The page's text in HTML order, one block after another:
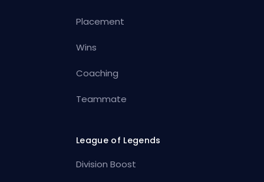
Placement
Wins
Coaching
Teammate
League of Legends
Division Boost